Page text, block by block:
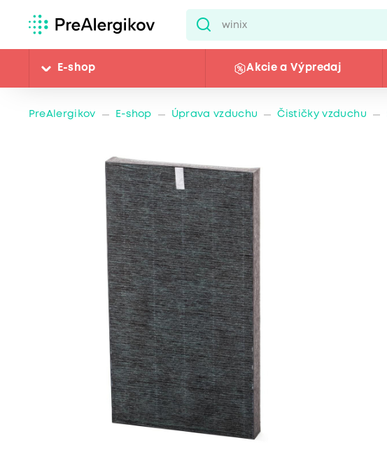
E-shop Akcie a Výpredaj
PreAlergikov E-shop Úprava vzduchu Čističky vzduchu